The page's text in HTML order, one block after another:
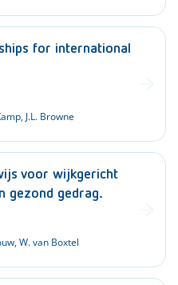
for international
, J.L. Browne
voor wijkgericht
gezond gedrag.
,W. van Boxtel